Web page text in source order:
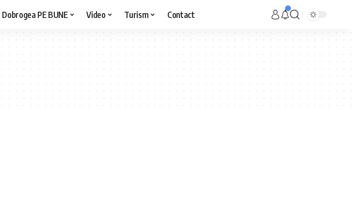
Dobrogea PE BUNE Video Turism Contact